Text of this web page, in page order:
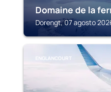
Domaine de la
Dorengt, 07 agosto
ENGLANCOURT